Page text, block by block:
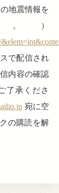
地震情報を
）
で配信され
内容の確認
了承くださ
宛に空
の購読を解